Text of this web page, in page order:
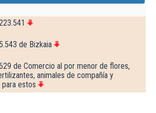
de Bizkaia
de Comercio al por menor de flores,
animales de compañía y
estos